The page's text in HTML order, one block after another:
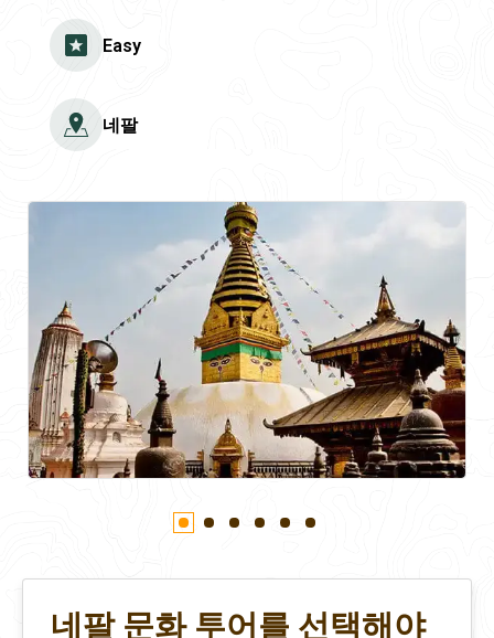
Easy
네팔
네팔 문화 투어를 선택해야